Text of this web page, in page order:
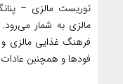
توریست مالزی –
مالزی به شمار
فرهنگ غذایی مالزی
فودها و همچنبن